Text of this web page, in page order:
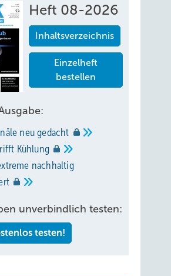
Heft 08-2026
Inhaltsverzeichnis
Einzelheft
bestellen
neugedacht
Kühlung
nachhaltig
unverbindlich testen:
testen!